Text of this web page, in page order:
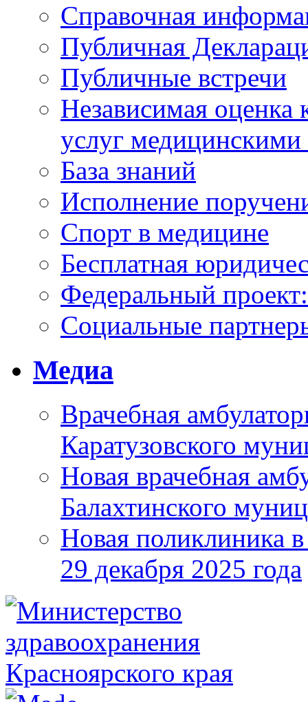
Справочная
Публичная
Публичные встречи
Независимая оценка
услуг
База знаний
Исполнение
Спорт в медицине
Бесплатная
Федеральный
Социальные
Медиа
Врачебная
Каратузовского
Новая врачебная
Балахтинского
Новая поликлиника
29 декабря 2025 года